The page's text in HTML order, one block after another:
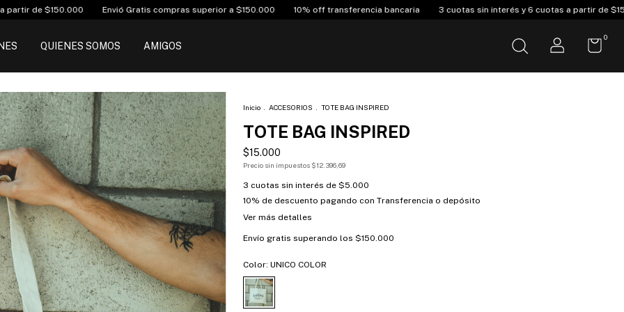
Envió Gratis compras superior a $150.000 10% off transferencia bancaria 3 cuotas sin interés y 6 cuotas a partir de $150.000 Envió
QUIENES SOMOS AMIGOS
0
Inicio ACCESORIOS TOTE BAG INSPIRED
TOTE BAG INSPIRED
$15.000
Precio sin impuestos $12.396,69
3 cuotas sin interés de $5.000
10% de descuento pagando con Transferencia o depósito
Ver más detalles
Envío gratis superando los $150.000
Color: UNICO COLOR